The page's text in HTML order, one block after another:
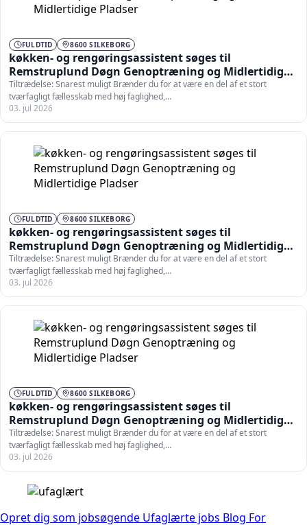
FULDTID 8600 SILKEBORG
køkken- og rengøringsassistent søges til
Remstruplund Døgn Genoptræning og Midlertidige
Pladser
Tiltrædelse: Snarest muligt Brænder du for at være en del af et stort
tværfagligt fællesskab med høj faglighed,…
03. jul 2026
FULDTID 8600 SILKEBORG
køkken- og rengøringsassistent søges til
Remstruplund Døgn Genoptræning og Midlertidige
Pladser
Tiltrædelse: Snarest muligt Brænder du for at være en del af et stort
tværfagligt fællesskab med høj faglighed,…
03. jul 2026
FULDTID 8600 SILKEBORG
køkken- og rengøringsassistent søges til
Remstruplund Døgn Genoptræning og Midlertidige
Pladser
Tiltrædelse: Snarest muligt Brænder du for at være en del af et stort
tværfagligt fællesskab med høj faglighed,…
03. jul 2026
Opret dig som jobsøgende Ufaglærte jobs Blog For